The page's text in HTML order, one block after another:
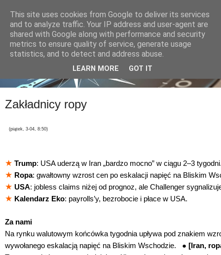
Zakładnicy ropy
(piątek, 3-04, 8:50)
★ Trump: USA uderzą w Iran „bardzo mocno” w ciągu 2–3
★ Ropa: gwałtowny wzrost cen po eskalacji napięć na Bliskim
★ USA: jobless claims niżej od prognoz, ale Challenger
★ Kalendarz Eko: payrolls’y, bezrobocie i płace w USA.
Za nami
Na rynku walutowym końcówka tygodnia upływa pod znakiem
wywołanego eskalacją napięć na Bliskim Wschodzie. ● [Iran,
This site uses cookies from Google to deliver its services
and to analyze traffic. Your IP address and user-agent are
shared with Google along with performance and security
metrics to ensure quality of service, generate usage
statistics, and to detect and address abuse.
LEARN MORE GOT IT